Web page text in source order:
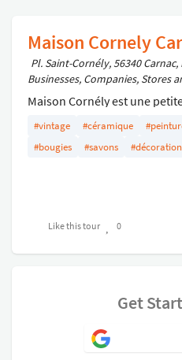
Maison Cornely
Pl. Saint-Cornély, 56340 Carnac,
Businesses, Companies, Stores
Maison Cornély est une
décoration située dans la rue
nVous y trouverez des
contemporains et vintages.
#vintage #céramique
#bougies
#savons #décoration
Like this tour 0
Get